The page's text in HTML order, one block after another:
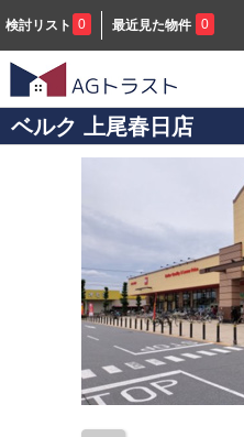
検討リスト 0 最近見た物件 0
ベルク 上尾春日店